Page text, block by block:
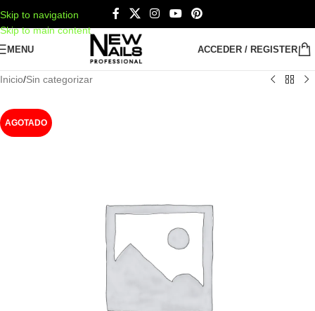
Skip to navigation
Skip to main content
MENU ACCEDER / REGISTER
Inicio/Sin categorizar
AGOTADO